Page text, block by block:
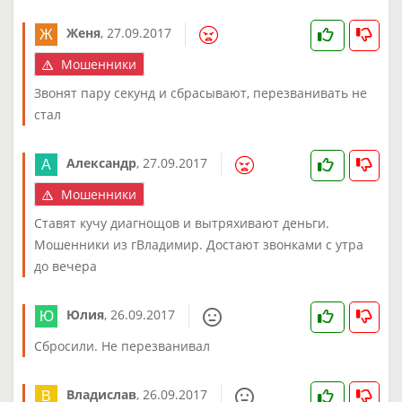
Женя, 27.09.2017
Мошенники
Звонят пару секунд и сбрасывают, перезванивать не
стал
Александр, 27.09.2017
Мошенники
Ставят кучу диагнощов и вытряхивают деньги.
Мошенники из гВладимир. Достают звонками с утра
до вечера
Юлия, 26.09.2017
Сбросили. Не перезванивал
Владислав, 26.09.2017